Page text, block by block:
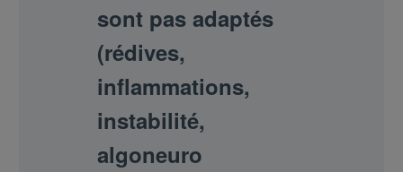
sont pas adaptés
(rédives,
inflammations,
instabilité,
algoneuro